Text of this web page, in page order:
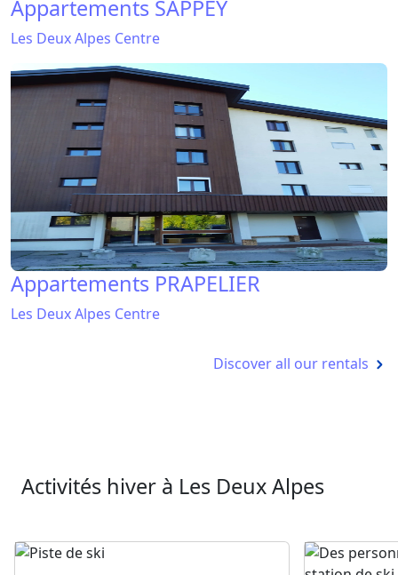
Appartements SAPPEY
Les Deux Alpes Centre
Appartements PRAPELIER
Les Deux Alpes Centre
Discover all our rentals
Activités hiver à Les Deux Alpes